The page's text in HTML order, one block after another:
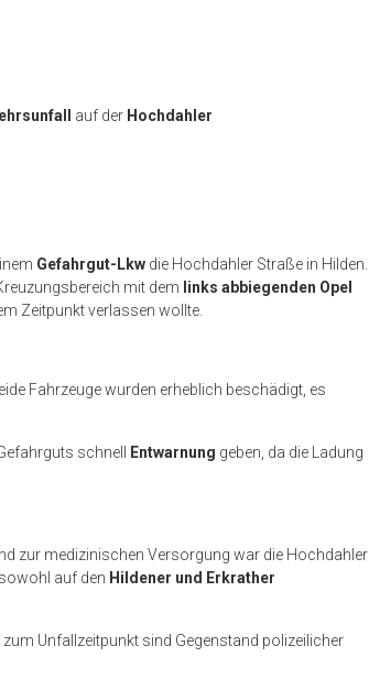
auf der Hochdahler
Gefahrgut-Lkw die Hochdahler Straße in Hilden.
mit dem links abbiegenden Opel
Zeitpunkt verlassen wollte.
Fahrzeuge wurden erheblich beschädigt, es
schnell Entwarnung geben, da die Ladung
zur medizinischen Versorgung war die Hochdahler
auf den Hildener und Erkrather
zum Unfallzeitpunkt sind Gegenstand polizeilicher